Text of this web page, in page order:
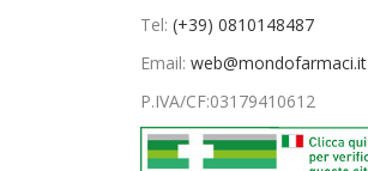
Tel: (+39) 0810148487
Email: web@mondofarmaci.it
P.IVA/CF:03179410612